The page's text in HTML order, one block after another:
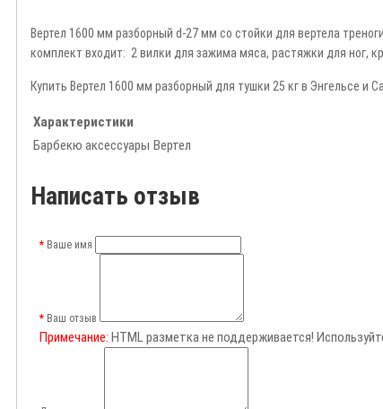
Вертел 1600 мм разборный d-27 мм со стойки для вертела
комплект входит: 2 вилки для зажима мяса, растяжки для ног,
Купить Вертел 1600 мм разборный для тушки 25 кг в Энгельсе и
Характеристики
Барбекю аксессуары Вертел
Написать отзыв
Ваше имя
Ваш отзыв
Примечание: HTML разметка не поддерживается!